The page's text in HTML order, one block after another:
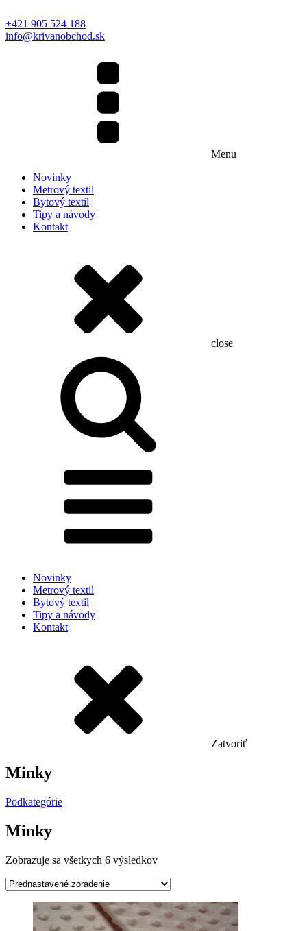
+421 905 524 188
info@krivanobchod.sk
Menu
Novinky
Metrový textil
Bytový textil
Tipy a návody
Kontakt
close
Novinky
Metrový textil
Bytový textil
Tipy a návody
Kontakt
Zatvoriť
Minky
Podkategórie
Minky
Zobrazuje sa všetkych 6 výsledkov